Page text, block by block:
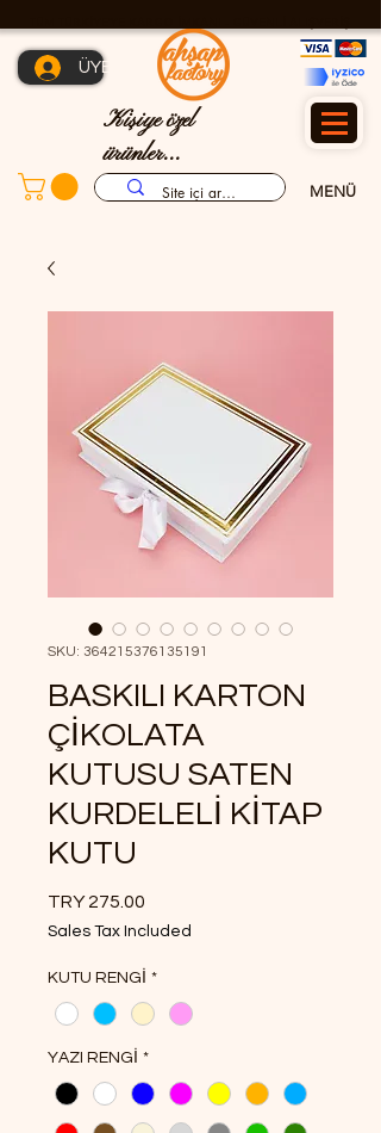
Kişiye özel
ürünler...
MENÜ
ÜYE OL
SKU: 364215376135191
BASKILI KARTON
ÇİKOLATA
KUTUSU SATEN
KURDELELİ KİTAP
KUTU
TRY 275.00
Sales Tax Included
KUTU RENGİ *
YAZI RENGİ *